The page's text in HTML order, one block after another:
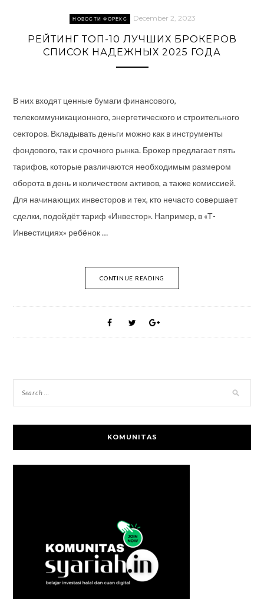
НОВОСТИ ФОРЕКС December 2, 2023
РЕЙТИНГ ТОП-10 ЛУЧШИХ БРОКЕРОВ
СПИСОК НАДЕЖНЫХ 2025 ГОДА
В них входят ценные бумаги финансового,
телекоммуникационного, энергетического и строительного
секторов. Вкладывать деньги можно как в инструменты
фондового, так и срочного рынка. Брокер предлагает пять
тарифов, которые различаются необходимым размером
оборота в день и количеством активов, а также комиссией.
Для начинающих инвесторов и тех, кто нечасто совершает
сделки, подойдёт тариф «Инвестор». Например, в «Т-
Инвестициях» ребёнок …
CONTINUE READING
KOMUNITAS